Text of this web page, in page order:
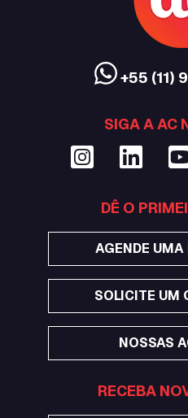
+55 (11)
SIGA A AC
DÊ O
AGENDE
SOLICITE UM
NOSSAS
RECEBA